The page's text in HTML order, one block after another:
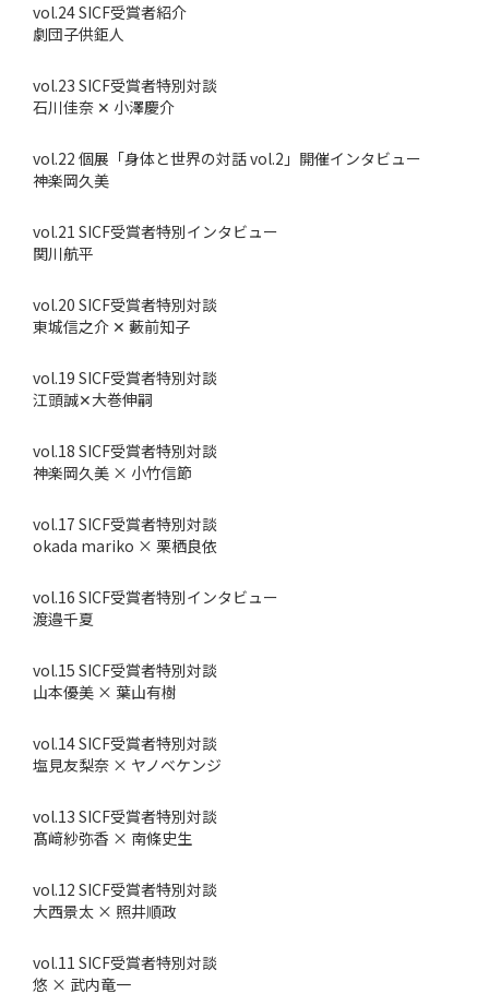
vol.24 SICF受賞者紹介
劇団子供鉅人
vol.23 SICF受賞者特別対談
石川佳奈 ✕ 小澤慶介
vol.22 個展「身体と世界の対話 vol.2」開催インタビュー
神楽岡久美
vol.21 SICF受賞者特別インタビュー
関川航平
vol.20 SICF受賞者特別対談
東城信之介 ✕ 藪前知子
vol.19 SICF受賞者特別対談
江頭誠✕大巻伸嗣
vol.18 SICF受賞者特別対談
神楽岡久美 × 小竹信節
vol.17 SICF受賞者特別対談
okada mariko × 栗栖良依
vol.16 SICF受賞者特別インタビュー
渡邉千夏
vol.15 SICF受賞者特別対談
山本優美 × 葉山有樹
vol.14 SICF受賞者特別対談
塩見友梨奈 × ヤノベケンジ
vol.13 SICF受賞者特別対談
髙﨑紗弥香 × 南條史生
vol.12 SICF受賞者特別対談
大西景太 × 照井順政
vol.11 SICF受賞者特別対談
悠 × 武内竜一